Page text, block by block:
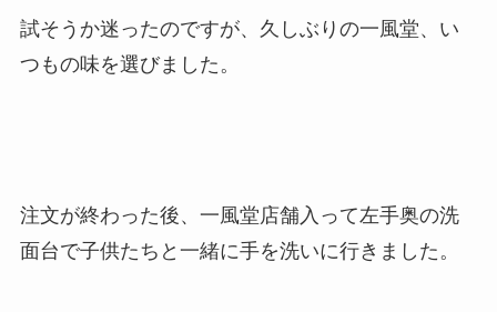
試そうか迷ったのですが、久しぶりの一風堂、い
つもの味を選びました。
注文が終わった後、一風堂店舗入って左手奥の洗
面台で子供たちと一緒に手を洗いに行きました。